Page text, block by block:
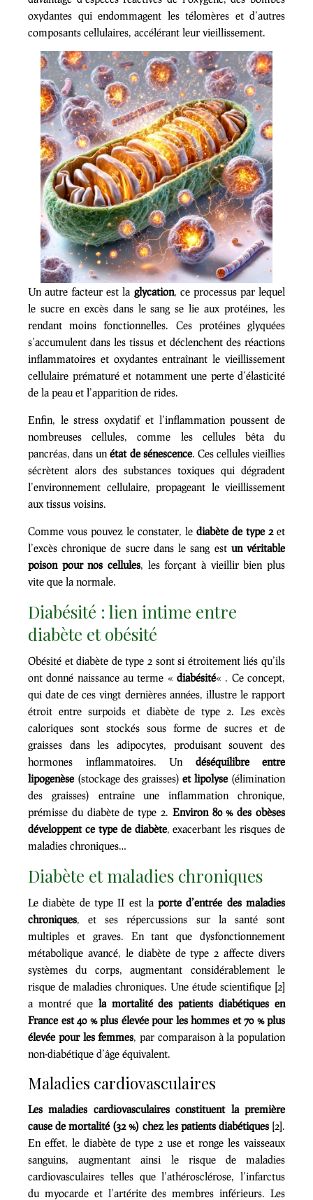
oxydantes qui endommagent les télomères et d’autres
composants cellulaires, accélérant leur vieillissement.
Un autre facteur est la glycation, ce processus par lequel
le sucre en excès dans le sang se lie aux protéines, les
rendant moins fonctionnelles. Ces protéines glyquées
s’accumulent dans les tissus et déclenchent des réactions
inflammatoires et oxydantes entraînant le vieillissement
cellulaire prématuré et notamment une perte d’élasticité
de la peau et l’apparition de rides.
Enfin, le stress oxydatif et l’inflammation poussent de
nombreuses cellules, comme les cellules bêta du
pancréas, dans unétat de sénescence. Ces cellules vieillies
sécrètent alors des substances toxiques qui dégradent
l’environnement cellulaire, propageant le vieillissement
aux tissus voisins.
Comme vous pouvez le constater, le diabète de type 2et
l’excès chronique de sucre dans le sang est un véritable
poison pour nos cellules, les forçant à vieillir bien plus
vite que la normale.
Diabésité : lien intime entre
diabète et obésité
Obésité et diabète de type 2 sont si étroitement liés qu’ils
ont donné naissance au terme « diabésité« . Ce concept,
qui date de ces vingt dernières années, illustre le rapport
étroit entre surpoids et diabète de type 2. Les excès
caloriques sont stockés sous forme de sucres et de
graisses dans les adipocytes, produisant souvent des
hormones inflammatoires. Un déséquilibre entre
lipogenèse(stockage des graisses)et lipolyse(élimination
des graisses) entraîne une inflammation chronique,
prémisse du diabète de type 2. Environ 80 % des obèses
développent ce type de diabète, exacerbant les risques de
maladies chroniques…
Diabète et maladies chroniques
Le diabète de type II est laporte d’entrée des maladies
chroniques, et ses répercussions sur la santé sont
multiples et graves. En tant que dysfonctionnement
métabolique avancé, le diabète de type 2 affecte divers
systèmes du corps, augmentant considérablement le
risque de maladies chroniques. Une étude scientifique [2]
a montré que la mortalité des patients diabétiques en
France est 40 % plus élevée pour les hommes et 70 % plus
élevée pour les femmes, par comparaison à la population
non-diabétique d’âge équivalent.
Maladies cardiovasculaires
Les maladies cardiovasculaires constituent la première
cause de mortalité (32 %) chez les patients diabétiques[2].
En effet, le diabète de type 2 use et ronge les vaisseaux
sanguins, augmentant ainsi le risque de maladies
cardiovasculaires telles que l’athérosclérose, l’infarctus
du myocarde et l’artérite des membres inférieurs. Les